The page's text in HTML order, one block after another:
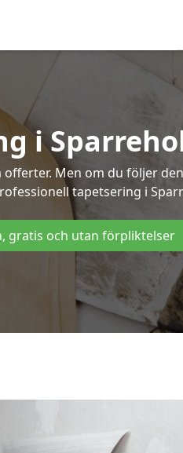
i
Men om du följer
tapetsering i
gratis och utan förpliktelser